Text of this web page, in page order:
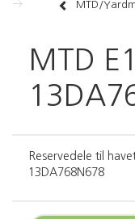
MTD/
MTD
Reservedele til
13DA768N678